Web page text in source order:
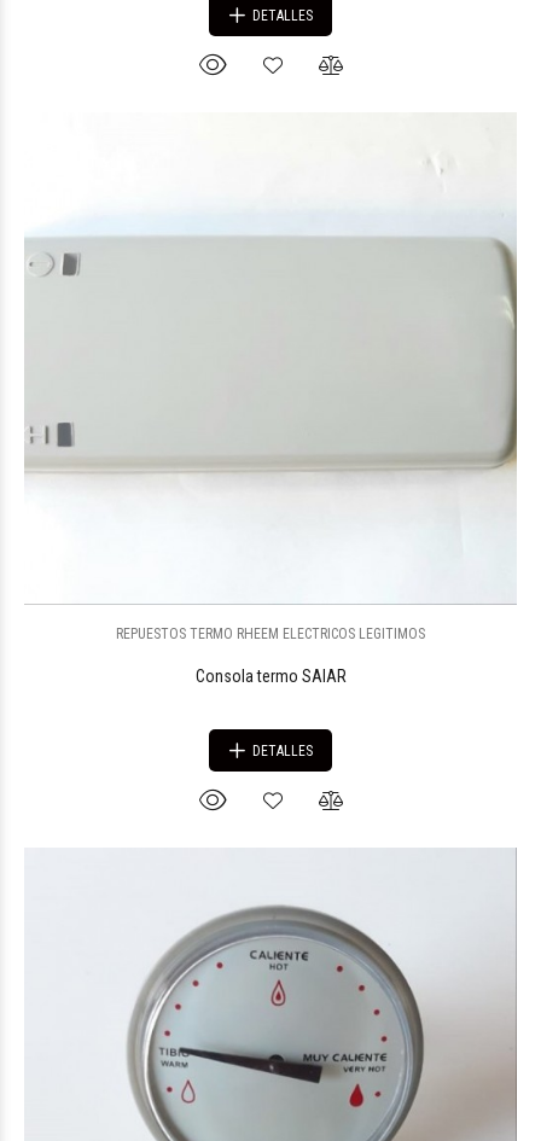
DETALLES
REPUESTOS TERMO RHEEM ELECTRICOS LEGITIMOS
Consola termo SAIAR
DETALLES